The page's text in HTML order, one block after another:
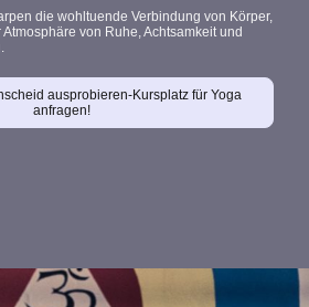
die wohltuende Verbindung von Körper,
von Ruhe, Achtsamkeit und
ausprobieren-Kursplatz für Yoga
anfragen!